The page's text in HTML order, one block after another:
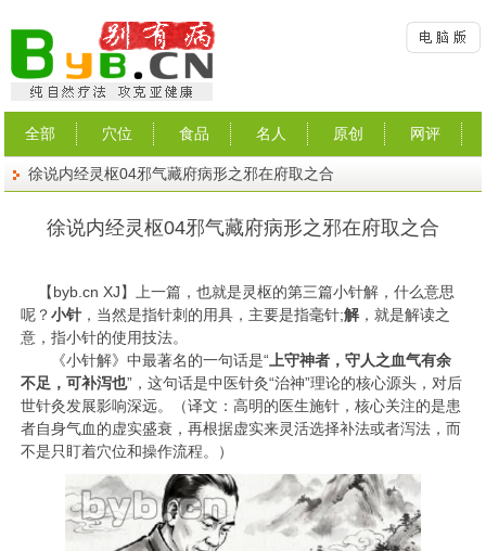
全部 穴位 食品 名人 原创 网评
徐说内经灵枢04邪气藏府病形之邪在府取之合
徐说内经灵枢04邪气藏府病形之邪在府取之合
【byb.cn XJ】上一篇，也就是灵枢的第三篇小针解，什么意思
呢？小针 ，当然是指针刺的用具，主要是指毫针;解，就是解读之
意，指小针的使用技法。
《小针解》中最著名的一句话是‌“ 上守神者，守人之血气有余
不足，可补泻也”‌，这句话是中医针灸“治神”理论的核心源头，对后
世针灸发展影响深远。（译文：高明的医生施针，核心关注的是患
者自身气血的虚实盛衰，再根据虚实来灵活选择补法或者泻法‌，而
不是只盯着穴位和操作流程。）